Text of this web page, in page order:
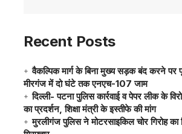
Recent Posts
वैकल्पिक मार्ग के बिना मुख्य सड़क बंद करने पर
मीरगंज में दो घंटे तक एनएच-107 जाम
दिल्ली- पटना पुलिस कार्रवाई व पेपर लीक के
का प्रदर्शन, शिक्षा मंत्री के इस्तीफे की मांग
मुरलीगंज पुलिस ने मोटरसाइकिल चोर गिरोह का